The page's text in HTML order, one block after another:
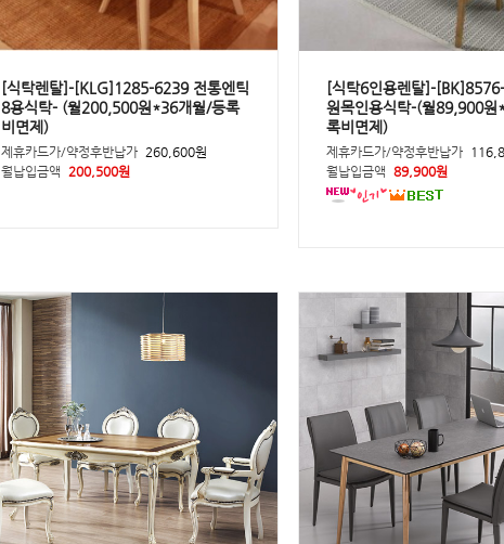
[식탁렌탈]-[KLG]1285-6239 전통엔틱
8용식탁- (월200,500원*36개월/등록
비면제)
제휴카드가/약정후반납가 260,600원
월납입금액
200,500원
[식탁6인용렌탈]-
원목인용식탁-(월89,900
록비면제)
제휴카드가/약정후반납가
월납입금액 89,900원